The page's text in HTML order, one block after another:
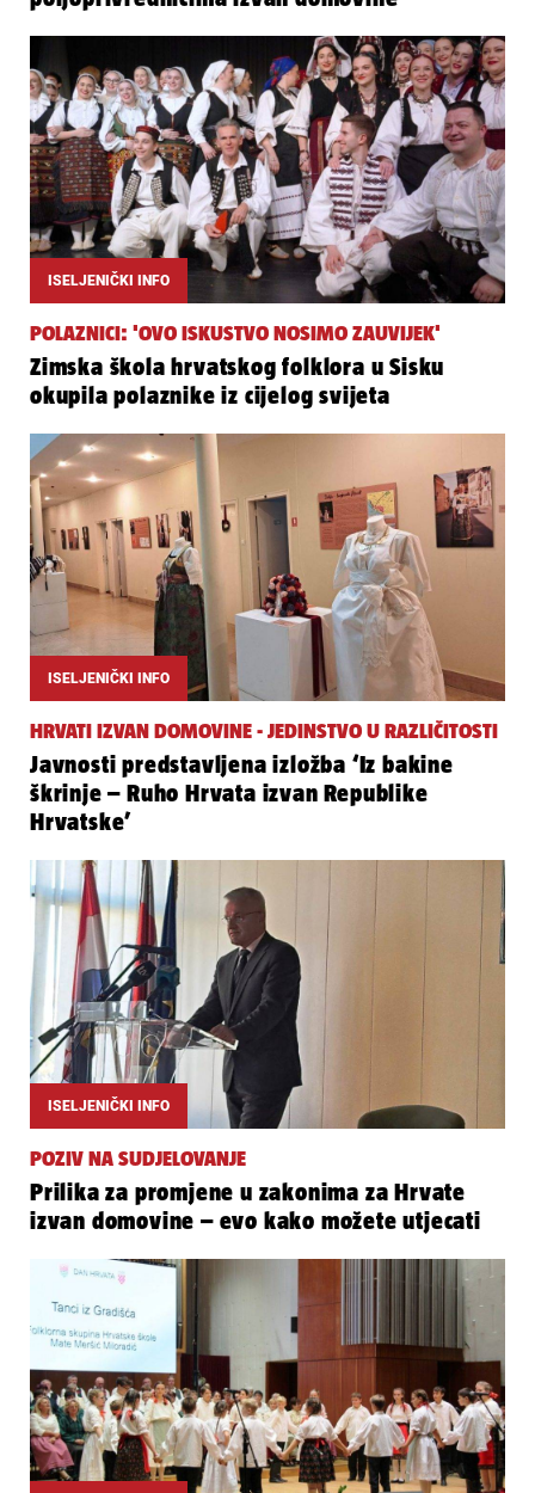
ISELJENIČKI INFO
POLAZNICI: 'OVO ISKUSTVO NOSIMO ZAUVIJEK'
Zimska škola hrvatskog folklora u Sisku
okupila polaznike iz cijelog svijeta
ISELJENIČKI INFO
HRVATI IZVAN DOMOVINE - JEDINSTVO U RAZLIČITOSTI
Javnosti predstavljena izložba ‘Iz bakine
škrinje – Ruho Hrvata izvan Republike
Hrvatske’
ISELJENIČKI INFO
POZIV NA SUDJELOVANJE
Prilika za promjene u zakonima za Hrvate
izvan domovine – evo kako možete utjecati